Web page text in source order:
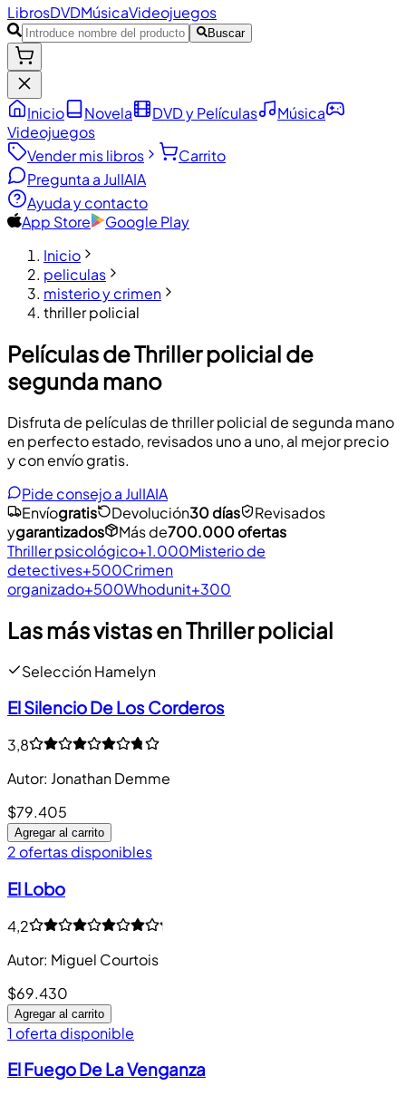
LibrosDVDMúsicaVideojuegos
Buscar
Inicio Novela DVD y Películas
Música
Videojuegos
Vender mis libros
Carrito
Pregunta a JulIAIA
Ayuda y contacto
App Store
Google Play
Inicio
peliculas
misterio y crimen
thriller policial
Películas de Thriller policial de
segunda mano
Disfruta de películas de thriller policial de segunda mano
en perfecto estado, revisados uno a uno, al mejor precio
y con envío gratis.
Pide consejo a JulIAIA
Envíogratis Devolución30 días
Revisados
ygarantizados Más de700.000 ofertas
Thriller psicológico+1.000Misterio de
detectives+500Crimen
organizado+500Whodunit+300
Las más vistas en Thriller policial
Selección Hamelyn
El Silencio De Los Corderos
3,8
Autor: Jonathan Demme
$79.405
Agregar al carrito
2 ofertas disponibles
El Lobo
4,2
Autor: Miguel Courtois
$69.430
Agregar al carrito
1 oferta disponible
El Fuego De La Venganza